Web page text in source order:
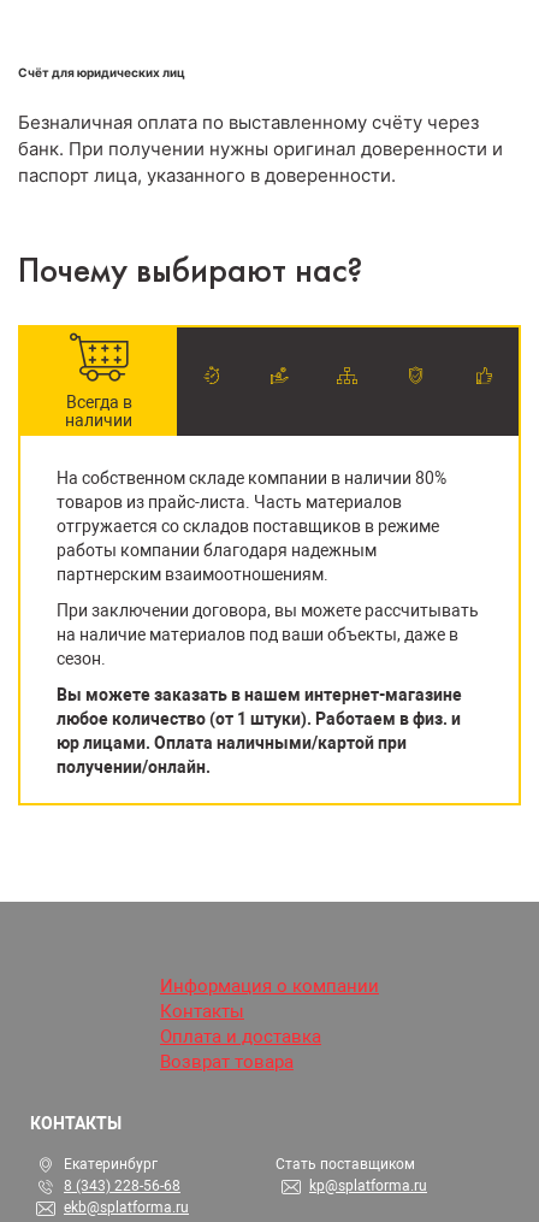
Счёт для юридических лиц
Безналичная оплата по выставленному счёту через
банк. При получении нужны оригинал доверенности и
паспорт лица, указанного в доверенности.
Почему выбирают нас?
Всегда в
наличии
На собственном складе компании в наличии 80%
товаров из прайс-листа. Часть материалов
отгружается со складов поставщиков в режиме
работы компании благодаря надежным
партнерским взаимоотношениям.
При заключении договора, вы можете рассчитывать
на наличие материалов под ваши объекты, даже в
сезон.
Вы можете заказать в нашем интернет-магазине
любое количество (от 1 штуки). Работаем в физ. и
юр лицами. Оплата наличными/картой при
получении/онлайн.
Информация о компании
Контакты
Оплата и доставка
Возврат товара
КОНТАКТЫ
Екатеринбург
8 (343) 228-56-68
ekb@splatforma.ru
Стать поставщиком
kp@splatforma.ru